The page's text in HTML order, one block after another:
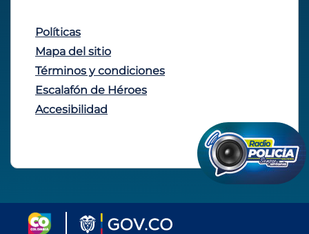
Políticas
Mapa del sitio
Términos y condiciones
Escalafón de Héroes
Accesibilidad